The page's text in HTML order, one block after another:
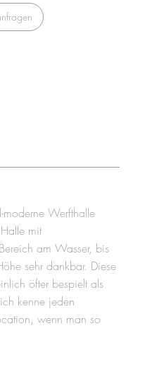
Werfthalle
mit
am Wasser, bis
sehr dankbar. Diese
öfter bespielt als
kenne jeden
wenn man so